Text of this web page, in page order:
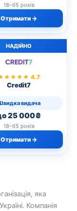
18–65 років
Отримати →
НАДІЙНО
4.7
Credit7
видача
25 000₴
18–65 років
Отримати →
яка
Компанія